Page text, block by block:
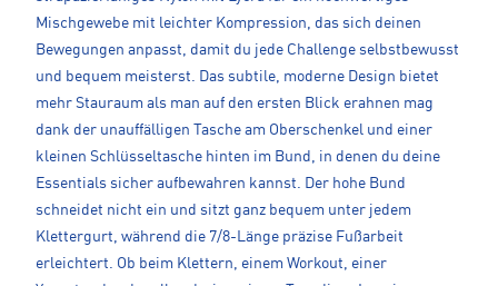
Mischgewebe mit leichter Kompression, das sich deinen
Bewegungen anpasst, damit du jede Challenge selbstbewusst
und bequem meisterst. Das subtile, moderne Design bietet
mehr Stauraum als man auf den ersten Blick erahnen mag
dank der unauffälligen Tasche am Oberschenkel und einer
kleinen Schlüsseltasche hinten im Bund, in denen du deine
Essentials sicher aufbewahren kannst. Der hohe Bund
schneidet nicht ein und sitzt ganz bequem unter jedem
Klettergurt, während die 7/8-Länge präzise Fußarbeit
erleichtert. Ob beim Klettern, einem Workout, einer